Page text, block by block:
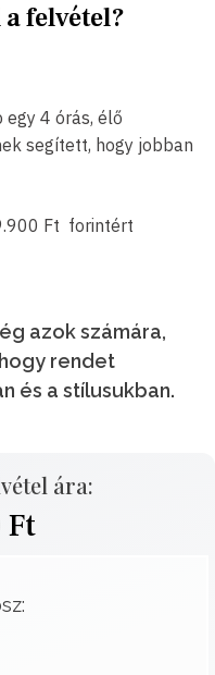
felvétel?
egy 4 órás, élő
segített, hogy jobban
Ft forintért
azok számára,
rendet
és a stílusukban.
ára:
Ft